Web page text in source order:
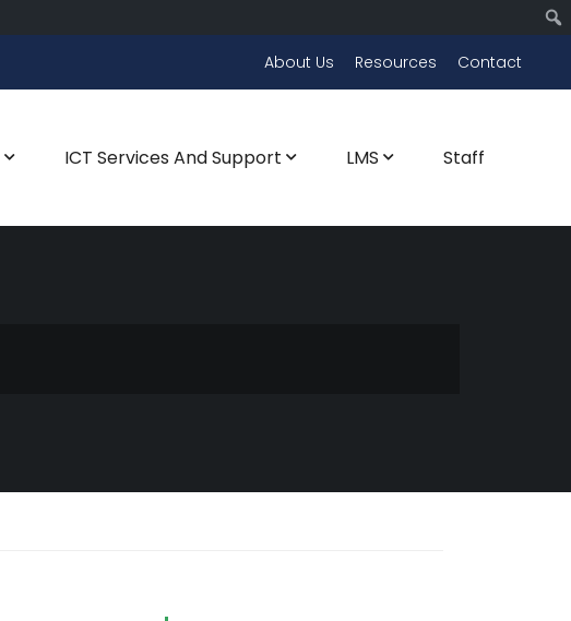
About Us Resources Contact
ICT Services And Support LMS Staff